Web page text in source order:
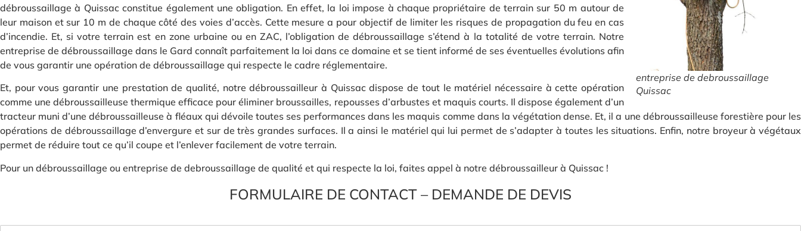
entreprise de debroussaillage
Quissac
débroussaillage à Quissac constitue également une obligation. En effet, la loi impose à chaque propriétaire de terrain sur 50 m autour de
leur maison et sur 10 m de chaque côté des voies d’accès. Cette mesure a pour objectif de limiter les risques de propagation du feu en cas
d’incendie. Et, si votre terrain est en zone urbaine ou en ZAC, l’obligation de débroussaillage s’étend à la totalité de votre terrain. Notre
entreprise de débroussaillage dans le Gard connaît parfaitement la loi dans ce domaine et se tient informé de ses éventuelles évolutions afin
de vous garantir une opération de débroussaillage qui respecte le cadre réglementaire.
Et, pour vous garantir une prestation de qualité, notre débroussailleur à Quissac dispose de tout le matériel nécessaire à cette opération
comme une débroussailleuse thermique efficace pour éliminer broussailles, repousses d’arbustes et maquis courts. Il dispose également d’un
tracteur muni d’une débroussailleuse à fléaux qui dévoile toutes ses performances dans les maquis comme dans la végétation dense. Et, il a une débroussailleuse forestière pour les
opérations de débroussaillage d’envergure et sur de très grandes surfaces. Il a ainsi le matériel qui lui permet de s’adapter à toutes les situations. Enfin, notre broyeur à végétaux
permet de réduire tout ce qu’il coupe et l’enlever facilement de votre terrain.
Pour un débroussaillage ou entreprise de debroussaillage de qualité et qui respecte la loi, faites appel à notre débroussailleur à Quissac !
FORMULAIRE DE CONTACT – DEMANDE DE DEVIS